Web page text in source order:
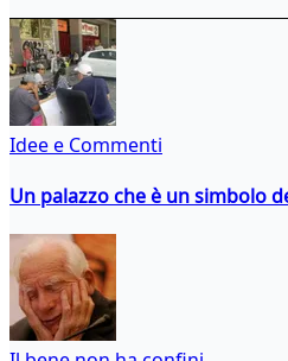
Idee e Commenti
Un palazzo che è un simbolo